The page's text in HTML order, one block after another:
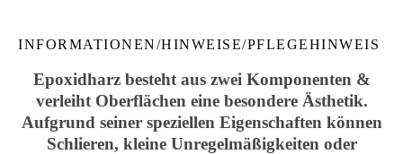
INFORMATIONEN/HINWEISE/PFLEGEHINWEIS
Epoxidharz besteht aus zwei Komponenten &
verleiht Oberflächen eine besondere Ästhetik.
Aufgrund seiner speziellen Eigenschaften können
Schlieren, kleine Unregelmäßigkeiten oder